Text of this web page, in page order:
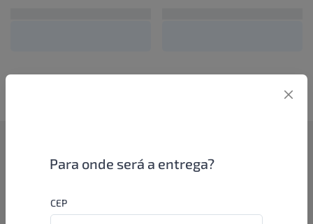
Para onde será a entrega?
CEP
Como funciona
aproveitar as promoções e ofertas direto das indústrias de
beleza e higiene em nossa plataforma. E o melhor: você continua